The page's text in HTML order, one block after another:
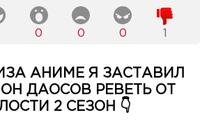
0 0 0
АНИМЕ Я ЗАСТАВИЛ
ДАОСОВ РЕВЕТЬ ОТ
2 СЕЗОН 👇